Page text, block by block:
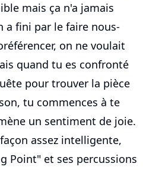
mais ça n'a jamais
a fini par le faire nous-
on ne voulait
quand tu es confronté
pour trouver la pièce
tu commences à te
un sentiment de joie.
assez intelligente,
Point" et ses percussions